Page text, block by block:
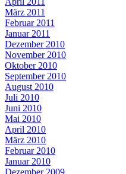
März 2011
Februar 2011
Januar 2011
Dezember 2010
November 2010
Oktober 2010
September 2010
August 2010
Juli 2010
Juni 2010
Mai 2010
April 2010
März 2010
Februar 2010
Januar 2010